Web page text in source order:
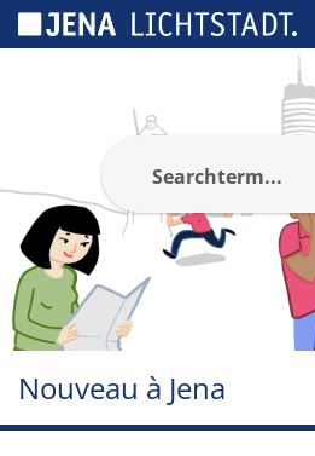
Nouveau à Jena
Panneau de gestion des cookies